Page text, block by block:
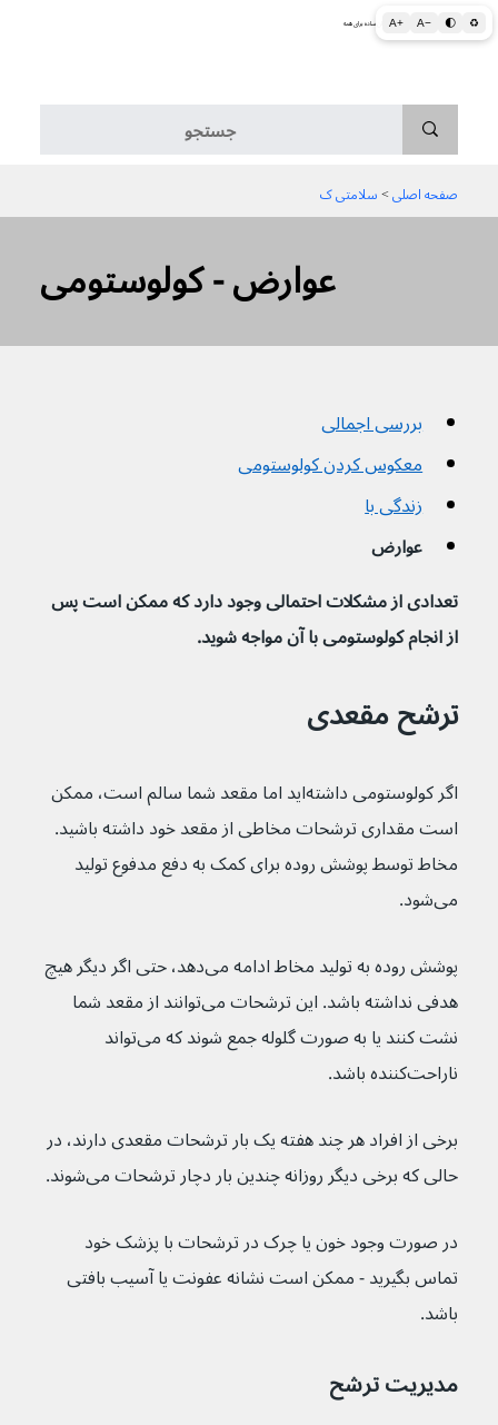
A+ A− 🌓 ♻ اطلاعات پزشکی و بهداشتی به زبان ساده برای همه
صفحه اصلی > سلامتی ک
عوارض - کولوستومی
بررسی اجمالی
معکوس کردن کولوستومی
زندگی با
عوارض
تعدادی از مشکلات احتمالی وجود دارد که ممکن است پس
از انجام کولوستومی با آن مواجه شوید.
ترشح مقعدی
اگر کولوستومی داشته‌اید اما مقعد شما سالم است، ممکن
است مقداری ترشحات مخاطی از مقعد خود داشته باشید.
مخاط توسط پوشش روده برای کمک به دفع مدفوع تولید
می‌شود.
پوشش روده به تولید مخاط ادامه می‌دهد، حتی اگر دیگر هیچ
هدفی نداشته باشد. این ترشحات می‌توانند از مقعد شما
نشت کنند یا به صورت گلوله جمع شوند که می‌تواند
ناراحت‌کننده باشد.
برخی از افراد هر چند هفته یک بار ترشحات مقعدی دارند، در
حالی که برخی دیگر روزانه چندین بار دچار ترشحات می‌شوند.
در صورت وجود خون یا چرک در ترشحات با پزشک خود
تماس بگیرید - ممکن است نشانه عفونت یا آسیب بافتی
باشد.
مدیریت ترشح